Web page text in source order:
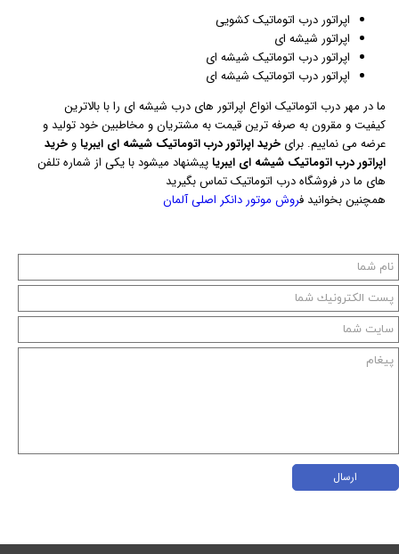
اپراتور درب اتوماتیک کشویی
اپراتور شیشه ای
اپراتور درب اتوماتیک شیشه ای
اپراتور درب اتوماتیک شیشه ای
ما در مهر درب اتوماتیک انواع اپراتور های درب شیشه ای را با بالاترین
کیفیت و مقرون به صرفه ترین قیمت به مشتریان و مخاطبین خود تولید و
عرضه می نماییم. برای خرید اپراتور درب اتوماتیک شیشه ای ایبریاو خرید
اپراتور درب اتوماتیک شیشه ای ایبریاپیشنهاد میشود با یکی از شماره تلفن
های ما در فروشگاه درب اتوماتیک تماس بگیرید
همچنین بخوانید فروش موتور دانکر اصلی آلمان
ارسال